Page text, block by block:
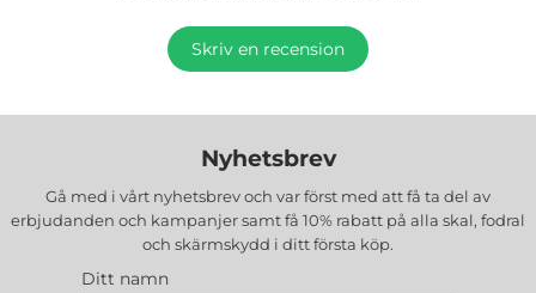
Skriv en recension
Nyhetsbrev
Gå med i vårt nyhetsbrev och var först med att få ta del av
erbjudanden och kampanjer samt få 10% rabatt på alla skal, fodral
och skärmskydd i ditt första köp.
Ditt namn